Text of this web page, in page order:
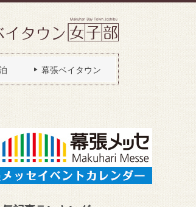
幕張ベイタウン